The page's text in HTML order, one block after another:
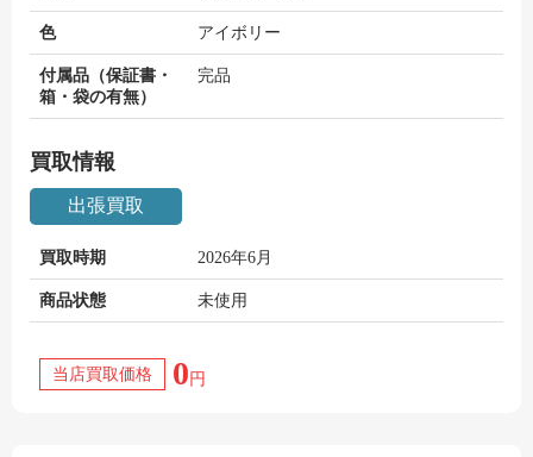
色 アイボリー
付属品（保証書・
箱・袋の有無）
完品
買取情報
出張買取
買取時期 2026年6月
商品状態 未使用
当店買取価格 0 円